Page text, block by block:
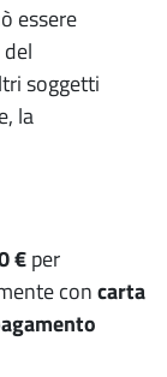
essere
soggetti
la
€per
concarta